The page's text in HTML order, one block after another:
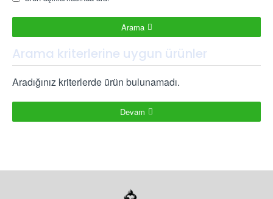
Arama
Arama kriterlerine uygun ürünler
Aradığınız kriterlerde ürün bulunamadı.
Devam